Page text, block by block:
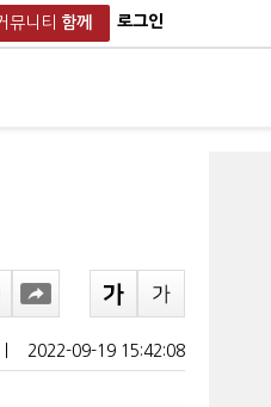
뮤니티 함께 로그인
2022-09-19 15:42:08